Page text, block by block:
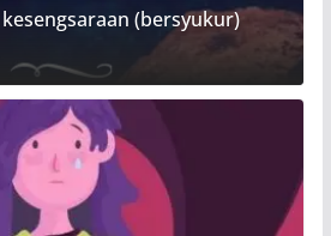
(bersyukur)